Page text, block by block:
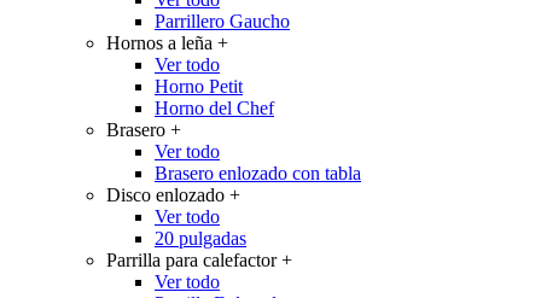
Parrillero Gaucho
Hornos a leña +
Ver todo
Horno Petit
Horno del Chef
Brasero +
Ver todo
Brasero enlozado con tabla
Disco enlozado +
Ver todo
20 pulgadas
Parrilla para calefactor+
Ver todo